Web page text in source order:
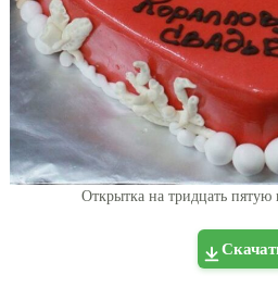
Открытка на тридцать